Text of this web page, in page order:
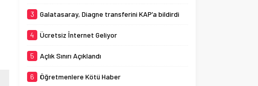
3 Galatasaray, Diagne transferini KAP’a bildirdi
4 Ücretsiz İnternet Geliyor
5 Açlık Sınırı Açıklandı
6 Öğretmenlere Kötü Haber